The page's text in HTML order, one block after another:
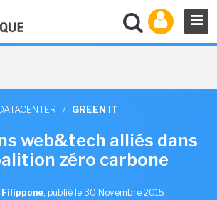
/ GREEN IT
web&tech alliés dans
zéro carbone
Filippone, publié le 30 Novembre 2015